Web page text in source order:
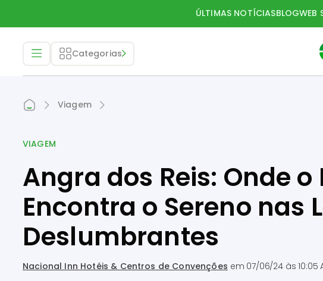
ÚLTIMAS NOTÍCIASBLOGWEB
Categorias
Viagem
VIAGEM
Angra dos Reis: Onde
Encontra o Sereno nas
Deslumbrantes
Nacional Inn Hotéis & Centros de Convenções em 07/06/24 às 10:05